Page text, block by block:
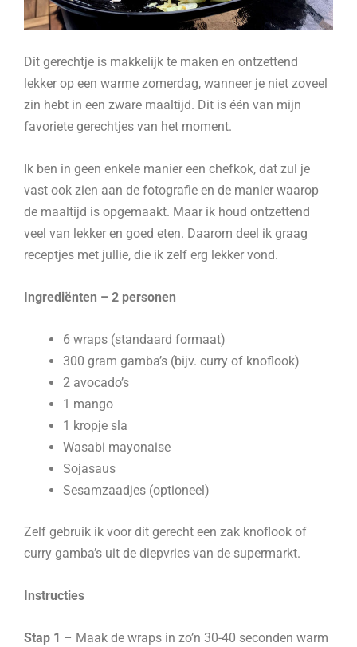
Dit gerechtje is makkelijk te maken en ontzettend
lekker op een warme zomerdag, wanneer je niet zoveel
zin hebt in een zware maaltijd. Dit is één van mijn
favoriete gerechtjes van het moment.
Ik ben in geen enkele manier een chefkok, dat zul je
vast ook zien aan de fotografie en de manier waarop
de maaltijd is opgemaakt. Maar ik houd ontzettend
veel van lekker en goed eten. Daarom deel ik graag
receptjes met jullie, die ik zelf erg lekker vond.
Ingrediënten – 2 personen
6 wraps (standaard formaat)
300 gram gamba’s (bijv. curry of knoflook)
2 avocado’s
1 mango
1 kropje sla
Wasabi mayonaise
Sojasaus
Sesamzaadjes (optioneel)
Zelf gebruik ik voor dit gerecht een zak knoflook of
curry gamba’s uit de diepvries van de supermarkt.
Instructies
Stap 1 – Maak de wraps in zo’n 30-40 seconden warm